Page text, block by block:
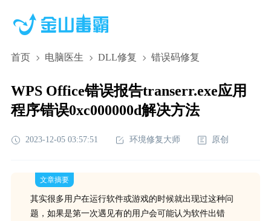
首页 电脑医生 DLL修复 错误码修复
WPS Office错误报告transerr.exe应用
程序错误0xc000000d解决方法
2023-12-05 03:57:51 环境修复大师 原创
文章摘要
其实很多用户在运行软件或游戏的时候就出现过这种问
题，如果是第一次遇见有的用户会可能认为软件出错